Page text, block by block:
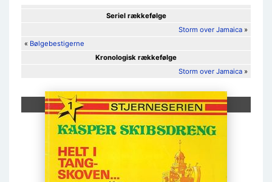
Seriel rækkefølge
Storm over Jamaica »
« Bølgebestigerne
Kronologisk rækkefølge
Storm over Jamaica »